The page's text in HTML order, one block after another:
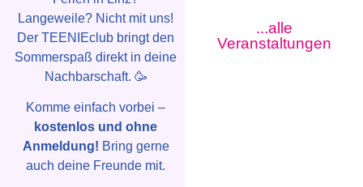
Langeweile? Nicht mit uns!
Der TEENIEclub bringt den
Sommerspaß direkt in deine
Nachbarschaft. 🥳
Komme einfach vorbei –
kostenlos und ohne
Anmeldung! Bring gerne
auch deine Freunde mit.
...alle
Veranstaltungen